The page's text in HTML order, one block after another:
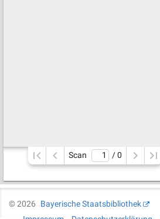
Scan / 0
©2026
Bayerische Staatsbibliothek